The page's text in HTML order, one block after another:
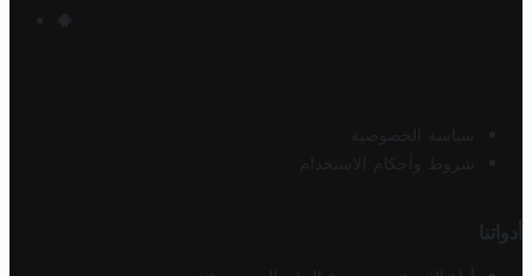
سياسة الخصوصية
شروط وأحكام الاستخدام
أدواتنا